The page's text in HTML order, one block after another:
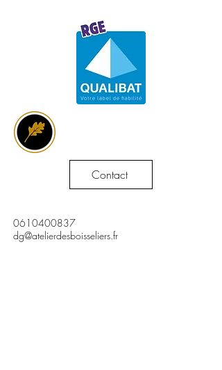
Contact
0610400837
dg@atelierdesboisseliers.fr